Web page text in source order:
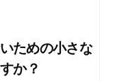
ための小さな
か？